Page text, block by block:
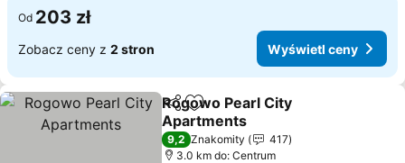
Od 203 zł
Zobacz ceny z 2 stron Wyświetl ceny
Udostępnij
Dodaj do ulubionych
Rogowo Pearl City
Apartments
9,2 Znakomity
417
3.0 km do: Centrum